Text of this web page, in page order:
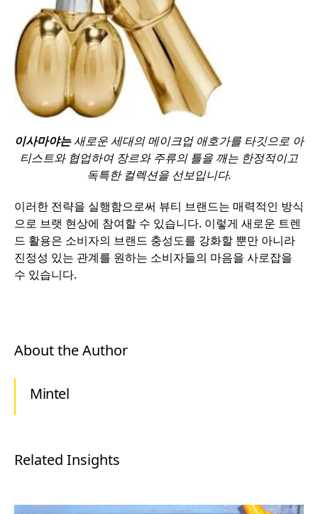
이사마야는새로운 세대의 메이크업 애호가를 타깃으로 아
티스트와 협업하여 장르와 주류의 틀을 깨는 한정적이고
독특한 컬렉션을 선보입니다.
이러한 전략을 실행함으로써 뷰티 브랜드는 매력적인 방식
으로 브랫 현상에 참여할 수 있습니다. 이렇게 새로운 트렌
드 활용은 소비자의 브랜드 충성도를 강화할 뿐만 아니라
진정성 있는 관계를 원하는 소비자들의 마음을 사로잡을
수 있습니다.
About the Author
Mintel
Related Insights